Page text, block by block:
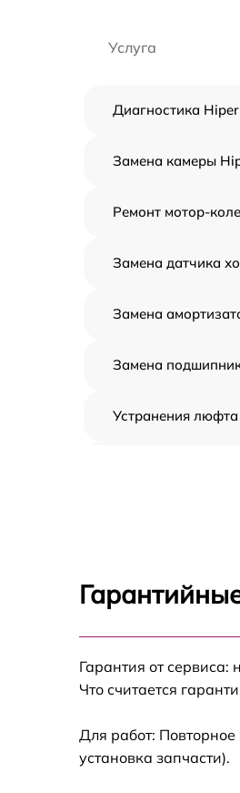
Услуга
Диагностика
Замена камеры
Ремонт мотор-
Замена датчика
Замена
Замена
Устранения
Замена корпуса
Hiper Triumph
Гарантия от
Что считается
Для работ:
установка запчасти).